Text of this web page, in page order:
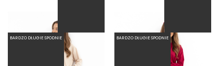
BARDZO DŁUGIE SPODNIE BARDZO DŁUGIE SPODNIE